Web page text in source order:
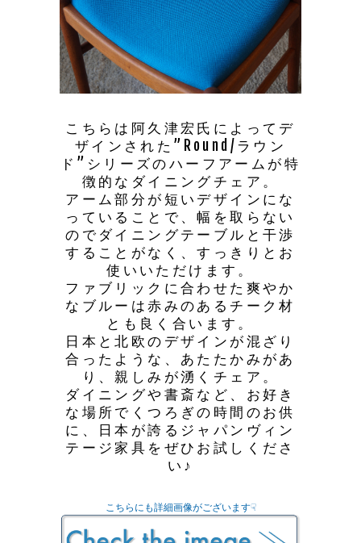
こちらは阿久津宏氏によってデ
ザインされた”Round/ラウン
ド”シリーズのハーフアームが特
徴的なダイニングチェア。
アーム部分が短いデザインにな
っていることで、幅を取らない
のでダイニングテーブルと干渉
することがなく、すっきりとお
使いいただけます。
ファブリックに合わせた爽やか
なブルーは赤みのあるチーク材
とも良く合います。
日本と北欧のデザインが混ざり
合ったような、あたたかみがあ
り、親しみが湧くチェア。
ダイニングや書斎など、お好き
な場所でくつろぎの時間のお供
に、日本が誇るジャパンヴィン
テージ家具をぜひお試しくださ
い♪
こちらにも詳細画像がございます☟